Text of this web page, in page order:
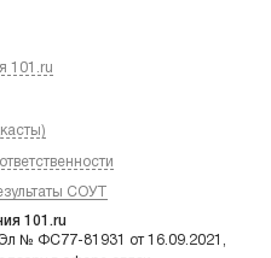
101.ru
СОУТ
101.ru
№ ФС77-81931 от 16.09.2021,